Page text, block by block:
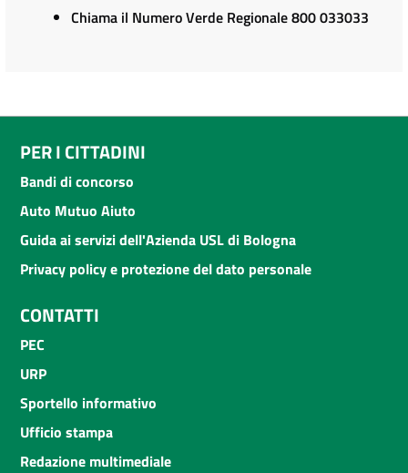
Chiama il Numero Verde Regionale 800 033033
PER I CITTADINI
Bandi di concorso
Auto Mutuo Aiuto
Guida ai servizi dell'Azienda USL di Bologna
Privacy policy e protezione del dato personale
CONTATTI
PEC
URP
Sportello informativo
Ufficio stampa
Redazione multimediale